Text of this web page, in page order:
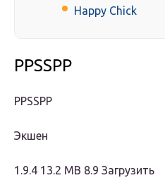
Happy Chick
PPSSPP
PPSSPP
Экшен
1.9.4 13.2 MB 8.9 Загрузить